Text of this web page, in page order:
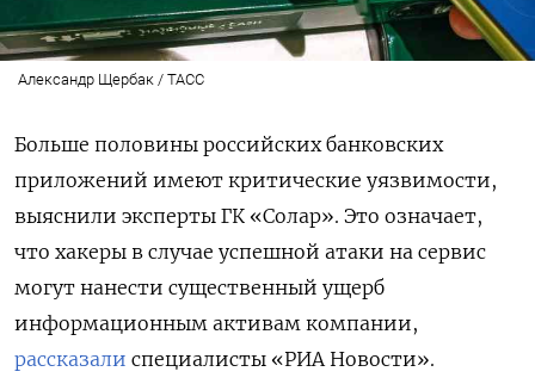
Александр Щербак / ТАСС
Больше половины российских банковских
приложений имеют критические уязвимости,
выяснили эксперты ГК «Солар». Это означает,
что хакеры в случае успешной атаки на сервис
могут нанести существенный ущерб
информационным активам компании,
рассказали специалисты «РИА Новости».